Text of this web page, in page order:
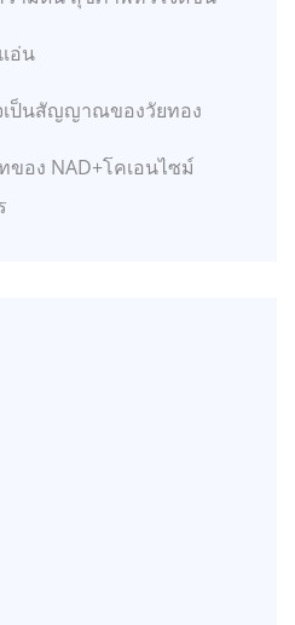
อ่น
ป็นสัญญาณของวัยทอง
อง NAD+โคเอนไซม์